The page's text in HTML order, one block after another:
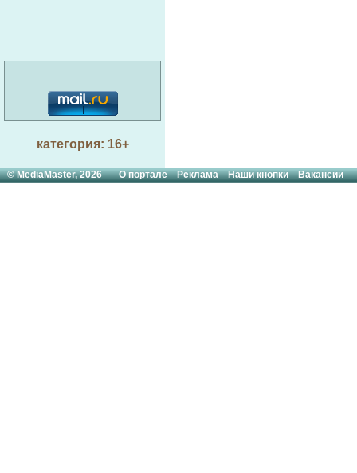
категория: 16+
© MediaMaster, 2026О портале Реклама Наши кнопки Вакансии